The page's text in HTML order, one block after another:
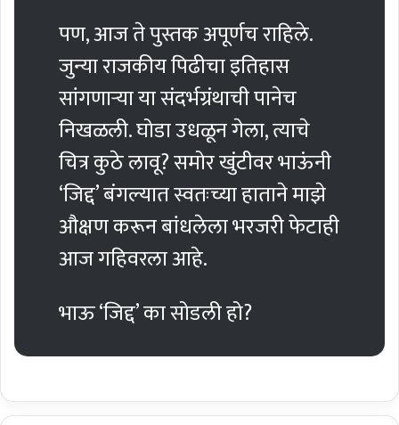
पण, आज ते पुस्तक अपूर्णच राहिले.
जुन्या राजकीय पिढीचा इतिहास
सांगणार्‍या या संदर्भग्रंथाची पानेच
निखळली. घोडा उधळून गेला, त्याचे
चित्र कुठे लावू? समोर खुंटीवर भाऊंनी
‘जिद्द’ बंगल्यात स्वतःच्या हाताने माझे
औक्षण करून बांधलेला भरजरी फेटाही
आज गहिवरला आहे.
भाऊ ‘जिद्द’ का सोडली हो?